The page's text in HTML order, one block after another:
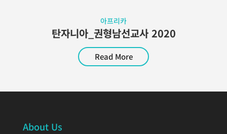
아프리카
탄자니아_권형남선교사 2020
Read More
About Us